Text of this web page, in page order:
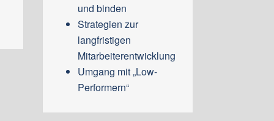
und binden
Strategien zur
langfristigen
Mitarbeiterentwicklung
Umgang mit „Low-
Performern“